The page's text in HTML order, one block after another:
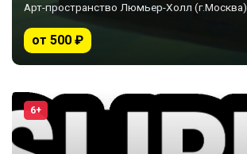
Арт-пространство Люмьер-Холл (г.Москва)
от 500 ₽
6+